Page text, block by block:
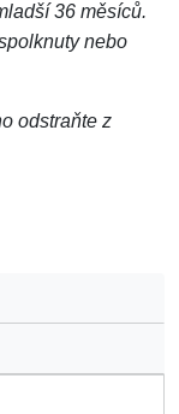
36 měsíců.
nebo
odstraňte z